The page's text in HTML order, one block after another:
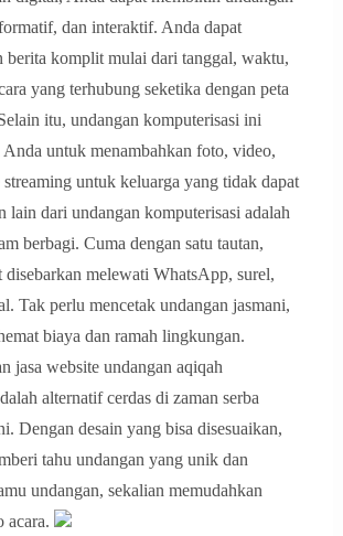
dan interaktif. Anda dapat
berita komplit mulai dari tanggal, waktu,
yang terhubung seketika dengan peta
itu, undangan komputerisasi ini
untuk menambahkan foto, video,
untuk keluarga yang tidak dapat
lain dari undangan komputerisasi adalah
berbagi. Cuma dengan satu tautan,
disebarkan melewati WhatsApp, surel,
Tak perlu mencetak undangan jasmani,
biaya dan ramah lingkungan.
jasa website undangan aqiqah
alternatif cerdas di zaman serba
Dengan desain yang bisa disesuaikan,
tahu undangan yang unik dan
undangan, sekalian memudahkan
acara.